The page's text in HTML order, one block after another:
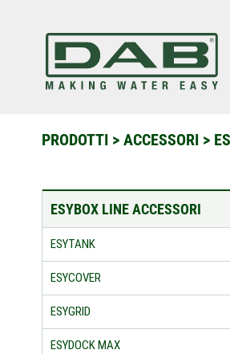
contenuto
PRODOTTI > ACCESSORI >
ESYBOX LINE ACCESSORI
ESYTANK
ESYCOVER
ESYGRID
ESYDOCK MAX